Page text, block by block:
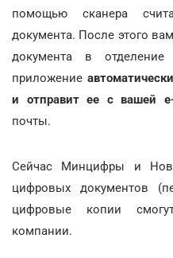
помощью сканера
документа. После этого
документа в
приложение
и отправит ее с вашей
почты.
Сейчас Минцифры и
цифровых документов
цифровые копии
компании.